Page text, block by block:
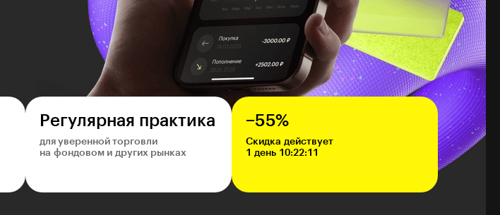
Регулярная практика
для уверенной торговли
на фондовом и других рынках
−55%
Скидка действует
1 день 10:22:10